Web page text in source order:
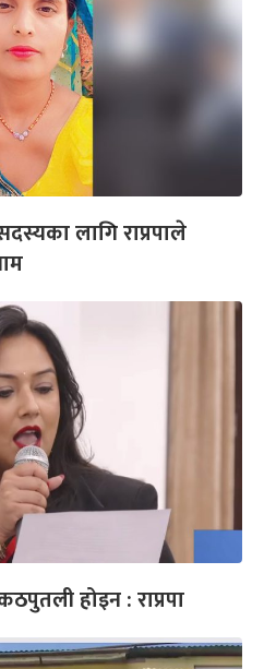
लागि राप्रपाले
होइन : राप्रपा